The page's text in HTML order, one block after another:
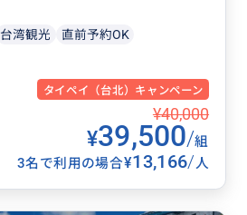
台湾観光 直前予約OK
タイペイ（台北）キャンペーン
¥40,000
¥39,500/組
3名で利用の場合¥13,166/人